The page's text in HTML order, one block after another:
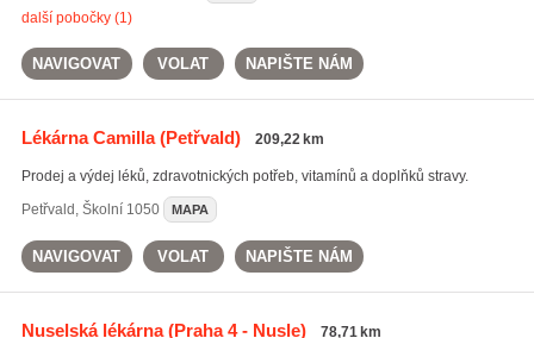
další pobočky (1)
NAVIGOVAT VOLAT NAPIŠTE NÁM
Lékárna Camilla(Petřvald) 209,22 km
Prodej a výdej léků, zdravotnických potřeb, vitamínů a doplňků stravy.
Petřvald , Školní 1050 MAPA
NAVIGOVAT VOLAT NAPIŠTE NÁM
Nuselská lékárna(Praha 4 - Nusle) 78,71 km